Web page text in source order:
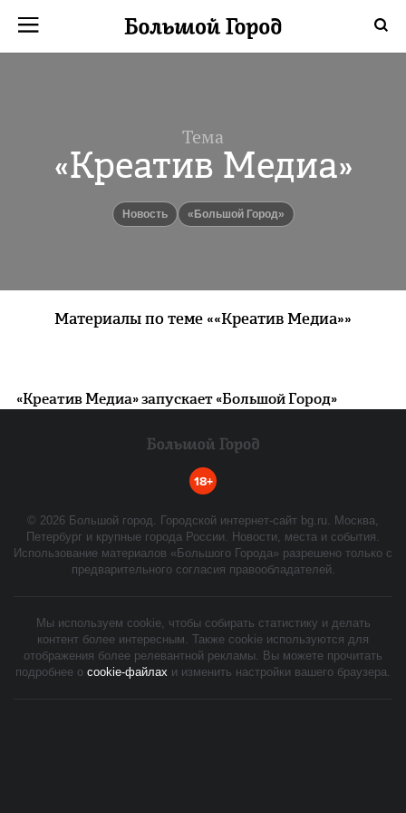
Тема
«Креатив Медиа»
Новость «Большой Город»
Материалы по теме ««Креатив Медиа»»
«Креатив Медиа» запускает «Большой Город»
18+
© 2026 Большой город. Городской интернет-сайт bg.ru. Москва,
Петербург и крупные города России. Новости, места и события.
Использование материалов «Большого Города» разрешено только с
предварительного согласия правообладателей.
Мы используем cookie, чтобы собирать статистику и делать
контент более интересным. Также cookie используются для
отображения более релевантной рекламы. Вы можете прочитать
подробнее о cookie-файлах и изменить настройки вашего браузера.